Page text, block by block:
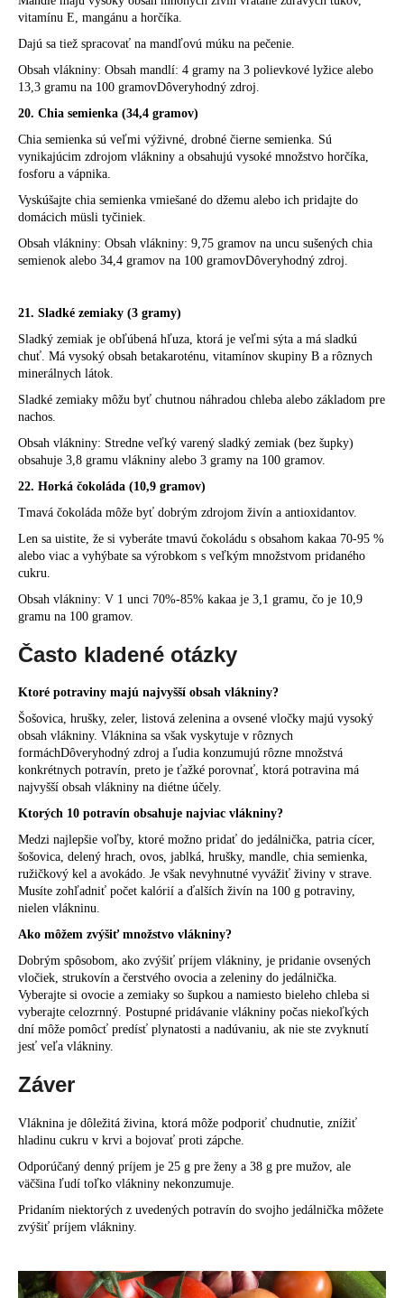
vitamínu E, mangánu a horčíka.
Dajú sa tiež spracovať na mandľovú múku na pečenie.
Obsah vlákniny: Obsah mandlí: 4 gramy na 3 polievkové lyžice alebo
13,3 gramu na 100 gramovDôveryhodný zdroj.
20. Chia semienka (34,4 gramov)
Chia semienka sú veľmi výživné, drobné čierne semienka. Sú
vynikajúcim zdrojom vlákniny a obsahujú vysoké množstvo horčíka,
fosforu a vápnika.
Vyskúšajte chia semienka vmiešané do džemu alebo ich pridajte do
domácich müsli tyčiniek.
Obsah vlákniny: Obsah vlákniny: 9,75 gramov na uncu sušených chia
semienok alebo 34,4 gramov na 100 gramovDôveryhodný zdroj.
21. Sladké zemiaky (3 gramy)
Sladký zemiak je obľúbená hľuza, ktorá je veľmi sýta a má sladkú
chuť. Má vysoký obsah betakaroténu, vitamínov skupiny B a rôznych
minerálnych látok.
Sladké zemiaky môžu byť chutnou náhradou chleba alebo základom pre
nachos.
Obsah vlákniny: Stredne veľký varený sladký zemiak (bez šupky)
obsahuje 3,8 gramu vlákniny alebo 3 gramy na 100 gramov.
22. Horká čokoláda (10,9 gramov)
Tmavá čokoláda môže byť dobrým zdrojom živín a antioxidantov.
Len sa uistite, že si vyberáte tmavú čokoládu s obsahom kakaa 70-95 %
alebo viac a vyhýbate sa výrobkom s veľkým množstvom pridaného
cukru.
Obsah vlákniny: V 1 unci 70%-85% kakaa je 3,1 gramu, čo je 10,9
gramu na 100 gramov.
Často kladené otázky
Ktoré potraviny majú najvyšší obsah vlákniny?
Šošovica, hrušky, zeler, listová zelenina a ovsené vločky majú vysoký
obsah vlákniny. Vláknina sa však vyskytuje v rôznych
formáchDôveryhodný zdroj a ľudia konzumujú rôzne množstvá
konkrétnych potravín, preto je ťažké porovnať, ktorá potravina má
najvyšší obsah vlákniny na diétne účely.
Ktorých 10 potravín obsahuje najviac vlákniny?
Medzi najlepšie voľby, ktoré možno pridať do jedálnička, patria cícer,
šošovica, delený hrach, ovos, jablká, hrušky, mandle, chia semienka,
ružičkový kel a avokádo. Je však nevyhnutné vyvážiť živiny v strave.
Musíte zohľadniť počet kalórií a ďalších živín na 100 g potraviny,
nielen vlákninu.
Ako môžem zvýšiť množstvo vlákniny?
Dobrým spôsobom, ako zvýšiť príjem vlákniny, je pridanie ovsených
vločiek, strukovín a čerstvého ovocia a zeleniny do jedálnička.
Vyberajte si ovocie a zemiaky so šupkou a namiesto bieleho chleba si
vyberajte celozrnný. Postupné pridávanie vlákniny počas niekoľkých
dní môže pomôcť predísť plynatosti a nadúvaniu, ak nie ste zvyknutí
jesť veľa vlákniny.
Záver
Vláknina je dôležitá živina, ktorá môže podporiť chudnutie, znížiť
hladinu cukru v krvi a bojovať proti zápche.
Odporúčaný denný príjem je 25 g pre ženy a 38 g pre mužov, ale
väčšina ľudí toľko vlákniny nekonzumuje.
Pridaním niektorých z uvedených potravín do svojho jedálnička môžete
zvýšiť príjem vlákniny.